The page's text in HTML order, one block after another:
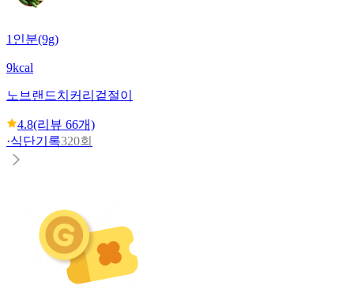
1인분(9g)
9kcal
노브랜드치커리겉절이
4.8(리뷰 66개)
·식단기록320회